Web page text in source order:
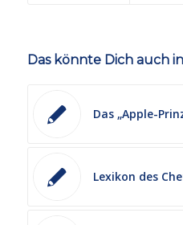
Das könnte Dich auch
Das „Apple-
Lexikon des